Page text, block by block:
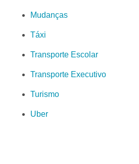
Mudanças
Táxi
Transporte Escolar
Transporte Executivo
Turismo
Uber